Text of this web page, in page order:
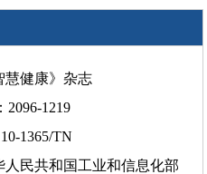
慧健康》杂志
2096-1219
1365/TN
人民共和国工业和信息化部